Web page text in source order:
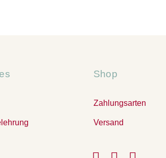
Shop
Zahlungsarten
Versand